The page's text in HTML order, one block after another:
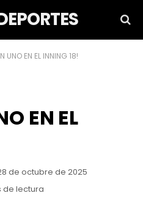
UNO EN EL INNING 18!
EN EL
de octubre de 2025
de lectura